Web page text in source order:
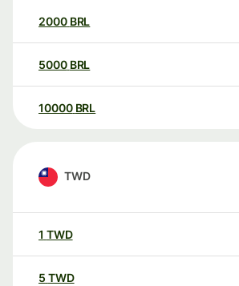
2000 BRL
5000 BRL
10000 BRL
TWD
1 TWD
5 TWD